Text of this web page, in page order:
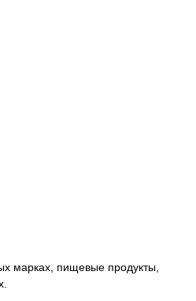
марках, пищевые продукты,